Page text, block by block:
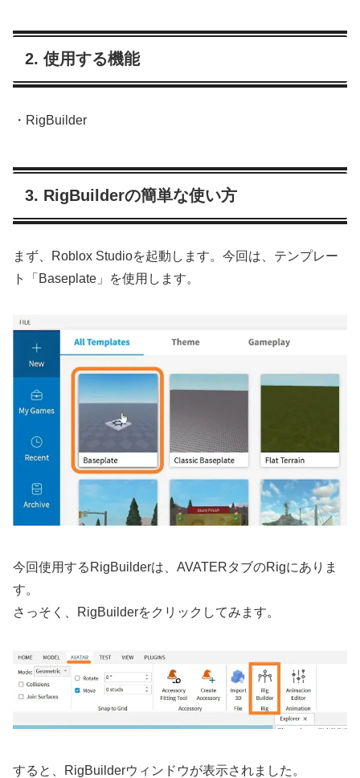
2. 使用する機能
・RigBuilder
3. RigBuilderの簡単な使い方
まず、Roblox Studioを起動します。今回は、テンプレー
ト「Baseplate」を使用します。
今回使用するRigBuilderは、AVATERタブのRigにありま
す。
さっそく、RigBuilderをクリックしてみます。
すると、RigBuilderウィンドウが表示されました。